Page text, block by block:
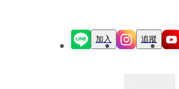
加入 追蹤